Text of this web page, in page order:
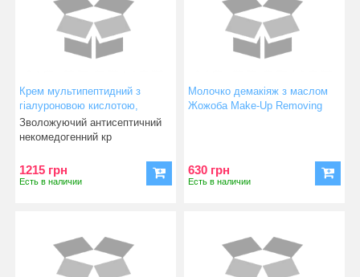
Крем мультипептидний з
гіалуроновою кислотою,
PatchH2O DMAE Face Cream
Зволожуючий антисептичний
некомедогенний кр
1215 грн
Есть в наличии
Молочко демакіяж з маслом
Жожоба Make-Up Removing
630 грн
Есть в наличии